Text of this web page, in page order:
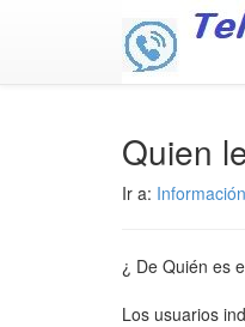
Quien
Ir a:
¿ De Quién es
Los usuarios